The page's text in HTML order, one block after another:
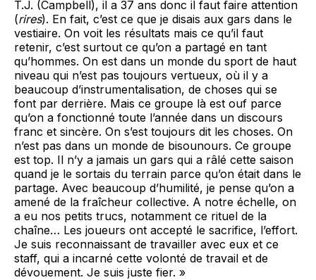
T.J. (Campbell), il a 37 ans donc il faut faire attention
(rires). En fait, c’est ce que je disais aux gars dans le
vestiaire. On voit les résultats mais ce qu’il faut
retenir, c’est surtout ce qu’on a partagé en tant
qu’hommes. On est dans un monde du sport de haut
niveau qui n’est pas toujours vertueux, où il y a
beaucoup d’instrumentalisation, de choses qui se
font par derrière. Mais ce groupe là est ouf parce
qu’on a fonctionné toute l’année dans un discours
franc et sincère. On s’est toujours dit les choses. On
n’est pas dans un monde de bisounours. Ce groupe
est top. Il n’y a jamais un gars qui a râlé cette saison
quand je le sortais du terrain parce qu’on était dans le
partage. Avec beaucoup d’humilité, je pense qu’on a
amené de la fraîcheur collective. A notre échelle, on
a eu nos petits trucs, notamment ce rituel de la
chaîne… Les joueurs ont accepté le sacrifice, l’effort.
Je suis reconnaissant de travailler avec eux et ce
staff, qui a incarné cette volonté de travail et de
dévouement. Je suis juste fier. »